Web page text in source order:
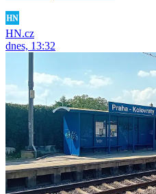
HN.cz
dnes, 13:32